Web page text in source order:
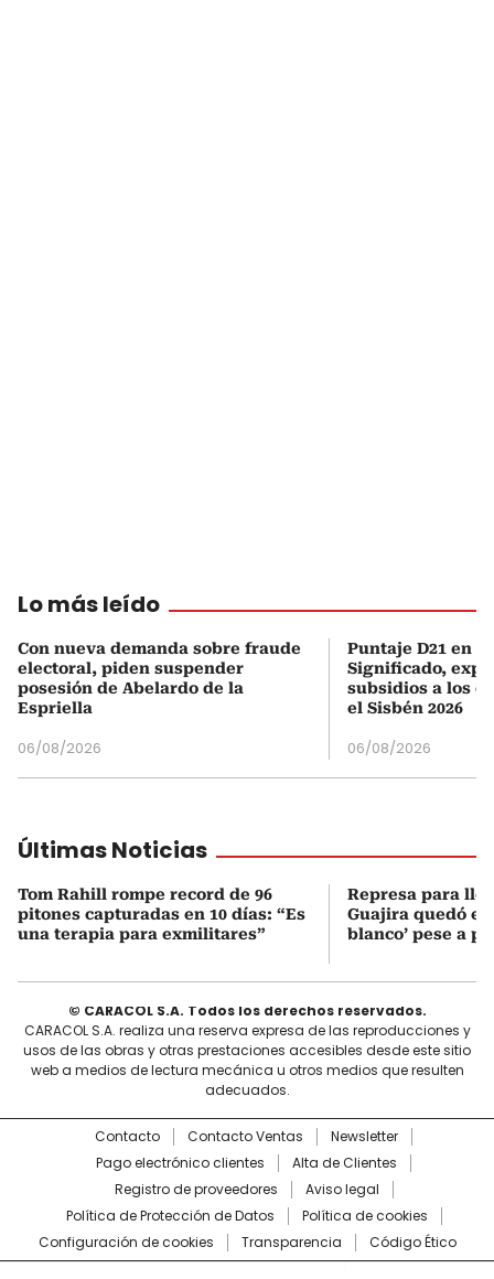
Lo más leído
Con nueva demanda sobre fraude
electoral, piden suspender
posesión de Abelardo de la
Espriella
06/08/2026
Puntaje D21 en
Significado,
subsidios a los
el Sisbén 2026
06/08/2026
Últimas Noticias
Tom Rahill rompe record de 96
pitones capturadas en 10 días: “Es
una terapia para exmilitares”
Represa para
Guajira quedó en
blanco’ pese a
© CARACOL S.A. Todos los derechos reservados.
CARACOL S.A. realiza una reserva expresa de las reproducciones y
usos de las obras y otras prestaciones accesibles desde este sitio
web a medios de lectura mecánica u otros medios que resulten
adecuados.
Contacto Contacto Ventas
Newsletter
Pago electrónico clientes
Alta de Clientes
Registro de proveedores
Aviso legal
Política de Protección de Datos
Política de cookies
Configuración de cookies
Transparencia Código Ético